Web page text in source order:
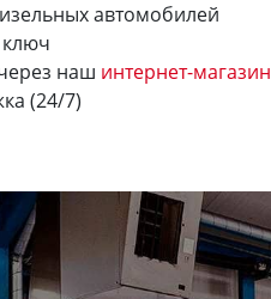
автомобилей
наш интернет-магазин
(24/7)